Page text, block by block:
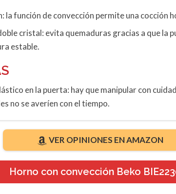
la función de convección permite una cocción
cristal: evita quemaduras gracias a que la
estable.
en la puerta: hay que manipular con
no se averíen con el tiempo.
VER OPINIONES EN AMAZON
Horno con convección Beko